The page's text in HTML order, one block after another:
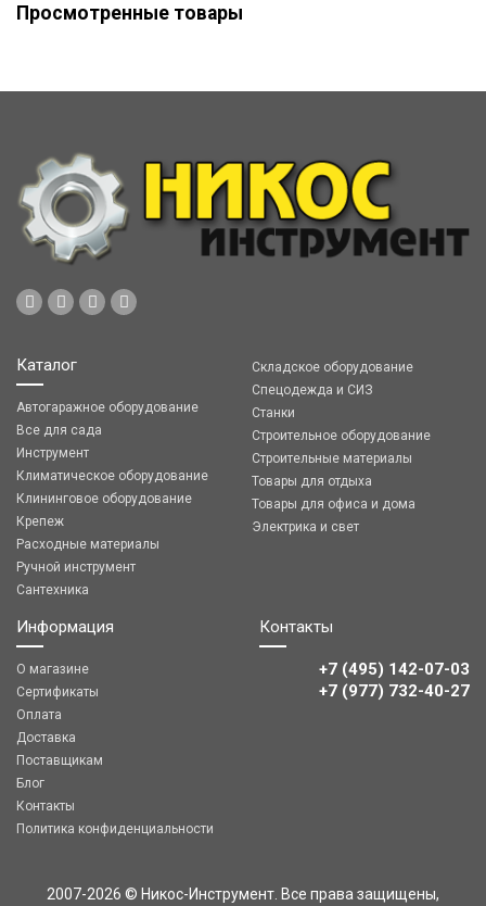
Просмотренные товары
Каталог
Автогаражное оборудование
Все для сада
Инструмент
Климатическое оборудование
Клининговое оборудование
Крепеж
Расходные материалы
Ручной инструмент
Сантехника
Складское оборудование
Спецодежда и СИЗ
Станки
Строительное оборудование
Строительные материалы
Товары для отдыха
Товары для офиса и дома
Электрика и свет
Информация
О магазине
Сертификаты
Оплата
Доставка
Поставщикам
Блог
Контакты
Политика конфиденциальности
Контакты
+7 (495) 142-07-03
‎‎+7 (977) 732-40-27
2007-2026 © Никос-Инструмент. Все права защищены,